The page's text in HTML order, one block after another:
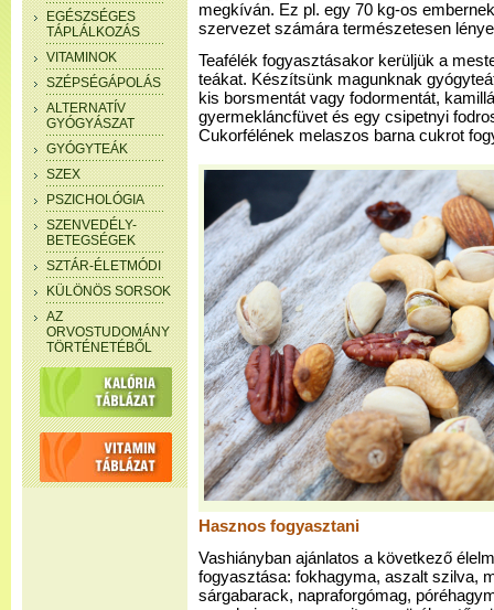
EGÉSZSÉGES
TÁPLÁLKOZÁS
VITAMINOK
SZÉPSÉGÁPOLÁS
ALTERNATÍV
GYÓGYÁSZAT
GYÓGYTEÁK
SZEX
PSZICHOLÓGIA
SZENVEDÉLY-
BETEGSÉGEK
SZTÁR-ÉLETMÓDI
KÜLÖNÖS SORSOK
AZ
ORVOSTUDOMÁNY
TÖRTÉNETÉBŐL
megkíván. Ez pl. egy 70 kg-os
szervezet számára természetesen
Teafélék fogyasztásakor kerüljük a
teákat. Készítsünk magunknak
kis borsmentát vagy fodormentát,
gyermekláncfüvet és egy csipetnyi
Cukorfélének melaszos barna cukrot
Hasznos fogyasztani
Vashiányban ajánlatos a következő
fogyasztása: fokhagyma, aszalt szilva,
sárgabarack, napraforgómag,